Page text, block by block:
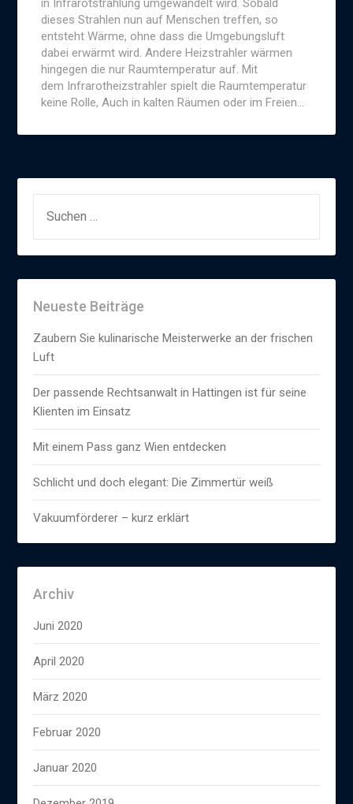
in Infrarotstrahlung umgewandelt wird. Sobald
dieses Strahlen nun auf Menschen treffen, so
entsteht Wärme, ohne dass die Umgebungsluft
dabei erwärmt wird. Andere Heizstrahler wärmen
hingegen die nur Raumtemperatur auf. Mit
dem Infrarotheizstrahler spielt die Raumtemperatur
keine Rolle, Auch in kalten Räumen oder im Freien…
NACH:
Neueste Beiträge
Zaubern Sie kulinarische Meisterwerke an der frischen
Luft
Der passende Rechtsanwalt in Hattingen ist für seine
Klienten im Einsatz
Mit einem Pass ganz Wien entdecken
Schlicht und doch elegant: Die Zimmertür weiß
Vakuumförderer – kurz erklärt
Archiv
Juni 2020
April 2020
März 2020
Februar 2020
Januar 2020